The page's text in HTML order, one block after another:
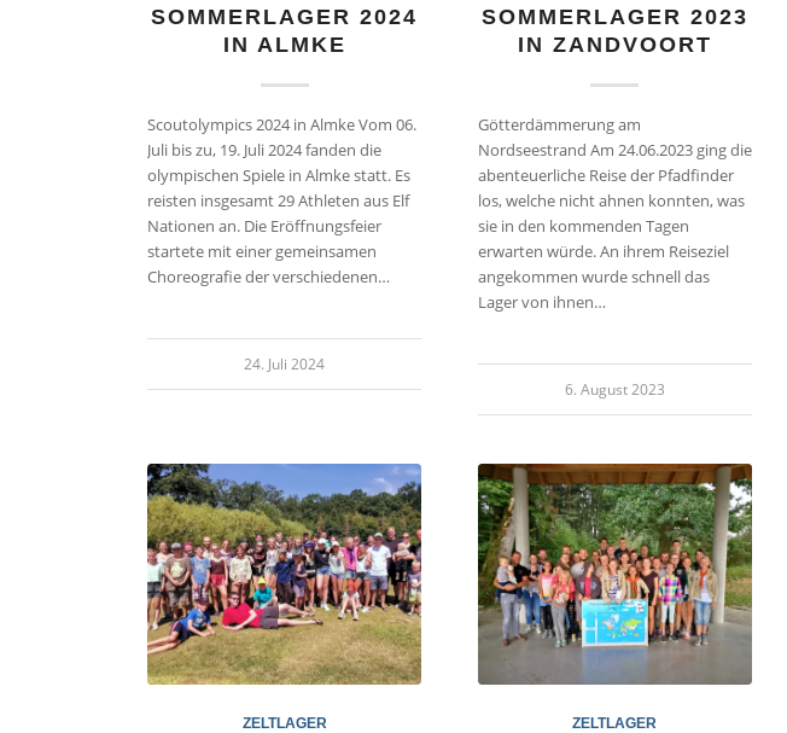
SOMMERLAGER 2024
IN ALMKE
Scoutolympics 2024 in Almke Vom 06.
Juli bis zu, 19. Juli 2024 fanden die
olympischen Spiele in Almke statt. Es
reisten insgesamt 29 Athleten aus Elf
Nationen an. Die Eröffnungsfeier
startete mit einer gemeinsamen
Choreografie der verschiedenen…
24. Juli 2024
SOMMERLAGER 2023
IN ZANDVOORT
Götterdämmerung am
Nordseestrand Am 24.06.2023 ging die
abenteuerliche Reise der Pfadfinder
los, welche nicht ahnen konnten, was
sie in den kommenden Tagen
erwarten würde. An ihrem Reiseziel
angekommen wurde schnell das
Lager von ihnen…
6. August 2023
ZELTLAGER ZELTLAGER